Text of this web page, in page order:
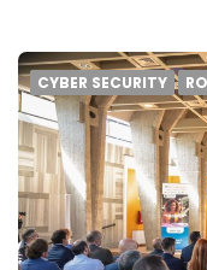
CYBER SECURITY